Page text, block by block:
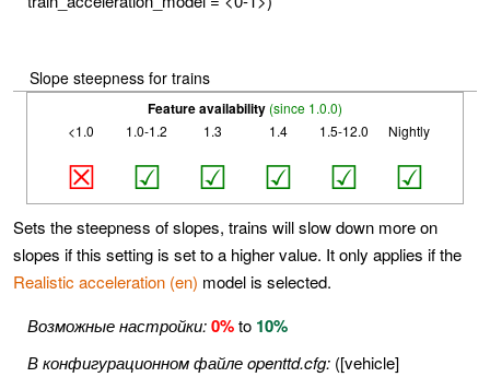
Slope steepness for trains
Feature availability (since 1.0.0)
<1.0
☒
1.0-1.2
☑
1.3
☑
1.4
☑
1.5-12.0
☑
Nightly
☑
Sets the steepness of slopes, trains will slow down more on
slopes if this setting is set to a higher value. It only applies if the
Realistic acceleration (en) model is selected.
Возможные настройки:0%to 10%
В конфигурационном файле openttd.cfg: ([vehicle]